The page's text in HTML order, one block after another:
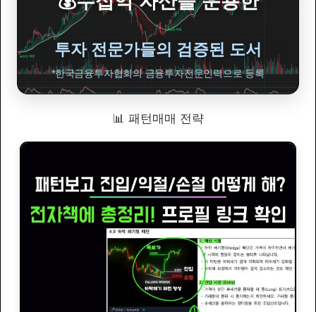
투자 전문가들의 검증된 도서
*한국금융투자협회의 금융투자전문인력으로 등록
📊 패턴매매 전략